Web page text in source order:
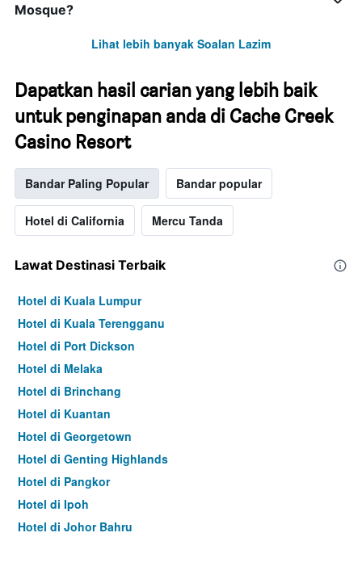
Mosque?
Lihat lebih banyak Soalan Lazim
Dapatkan hasil carian yang lebih baik
untuk penginapan anda di Cache Creek
Casino Resort
Bandar Paling Popular Bandar popular
Hotel di California Mercu Tanda
Lawat Destinasi Terbaik
Hotel di Kuala Lumpur
Hotel di Kuala Terengganu
Hotel di Port Dickson
Hotel di Melaka
Hotel di Brinchang
Hotel di Kuantan
Hotel di Georgetown
Hotel di Genting Highlands
Hotel di Pangkor
Hotel di Ipoh
Hotel di Johor Bahru